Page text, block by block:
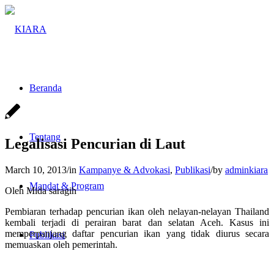
Beranda
Tentang
Mandat & Program
Publikasi
Legalisasi Pencurian di Laut
March 10, 2013/in Kampanye & Advokasi, Publikasi/by adminkiara
Oleh Mida saragih
Pembiaran terhadap pencurian ikan oleh nelayan-nelayan Thailand
kembali terjadi di perairan barat dan selatan Aceh. Kasus ini
memperpanjang daftar pencurian ikan yang tidak diurus secara
memuaskan oleh pemerintah.